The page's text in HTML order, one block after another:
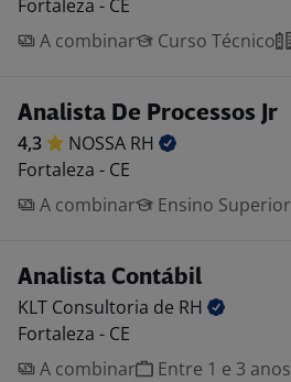
Fortaleza - CE
A combinar
Curso Técnico
Analista De Processos Jr
4,3 NOSSA RH
Fortaleza - CE
A combinar
Ensino Superior
Analista Contábil
KLT Consultoria de RH
Fortaleza - CE
A combinar
Entre 1 e 3 anos